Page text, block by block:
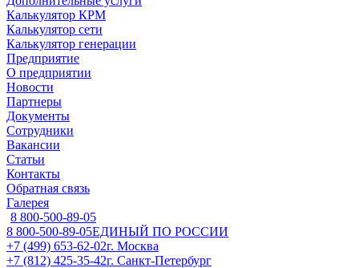
Калькулятор КРМ
Калькулятор сети
Калькулятор генерации
Предприятие
О предприятии
Новости
Партнеры
Документы
Сотрудники
Вакансии
Статьи
Контакты
Обратная связь
Галерея
8 800-500-89-05
8 800-500-89-05ЕДИНЫЙ ПО РОССИИ
+7 (499) 653-62-02г. Москва
+7 (812) 425-35-42г. Санкт-Петербург